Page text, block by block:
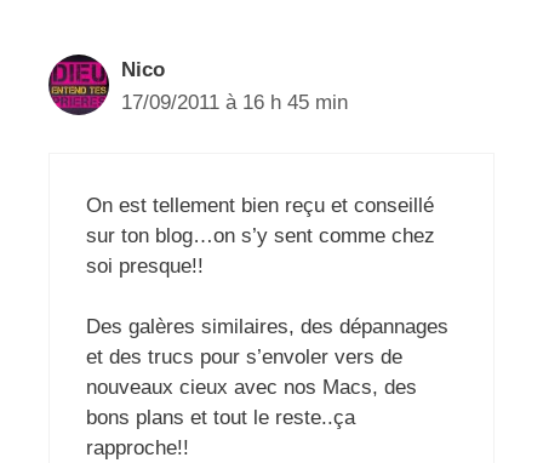
Nico
17/09/2011 à 16 h 45 min
On est tellement bien reçu et conseillé
sur ton blog…on s’y sent comme chez
soi presque!!
Des galères similaires, des dépannages
et des trucs pour s’envoler vers de
nouveaux cieux avec nos Macs, des
bons plans et tout le reste..ça
rapproche!!